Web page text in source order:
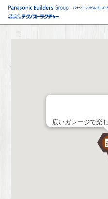
広いガレージで楽